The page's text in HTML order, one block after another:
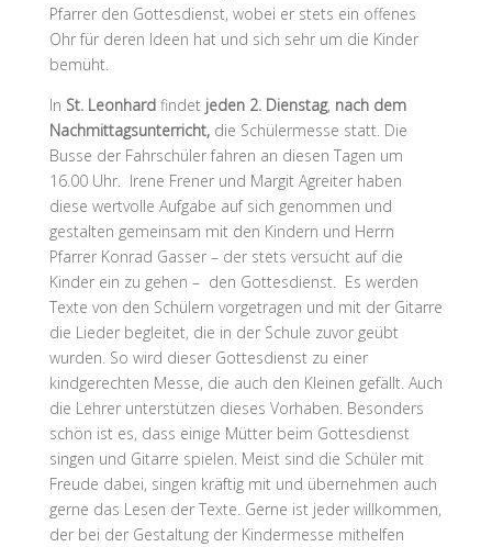
Pfarrer den Gottesdienst, wobei er stets ein offenes
Ohr für deren Ideen hat und sich sehr um die Kinder
bemüht.
In St. Leonhardfindet jeden 2. Dienstag, nach dem
Nachmittagsunterricht,die Schülermesse statt. Die
Busse der Fahrschüler fahren an diesen Tagen um
16.00 Uhr. Irene Frener und Margit Agreiter haben
diese wertvolle Aufgabe auf sich genommen und
gestalten gemeinsam mit den Kindern und Herrn
Pfarrer Konrad Gasser – der stets versucht auf die
Kinder ein zu gehen – den Gottesdienst. Es werden
Texte von den Schülern vorgetragen und mit der Gitarre
die Lieder begleitet, die in der Schule zuvor geübt
wurden. So wird dieser Gottesdienst zu einer
kindgerechten Messe, die auch den Kleinen gefällt. Auch
die Lehrer unterstützen dieses Vorhaben. Besonders
schön ist es, dass einige Mütter beim Gottesdienst
singen und Gitarre spielen. Meist sind die Schüler mit
Freude dabei, singen kräftig mit und übernehmen auch
gerne das Lesen der Texte. Gerne ist jeder willkommen,
der bei der Gestaltung der Kindermesse mithelfen